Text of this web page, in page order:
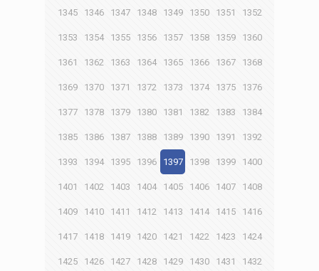
1345 1346 1347 1348 1349 1350 1351 1352
1353 1354 1355 1356 1357 1358 1359 1360
1361 1362 1363 1364 1365 1366 1367 1368
1369 1370 1371 1372 1373 1374 1375 1376
1377 1378 1379 1380 1381 1382 1383 1384
1385 1386 1387 1388 1389 1390 1391 1392
1393 1394 1395 1396 1397 1398 1399 1400
1401 1402 1403 1404 1405 1406 1407 1408
1409 1410 1411 1412 1413 1414 1415 1416
1417 1418 1419 1420 1421 1422 1423 1424
1425 1426 1427 1428 1429 1430 1431 1432